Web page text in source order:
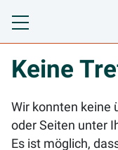
Toggle navigation
Keine
Wir konnten keine
oder Seiten unter
Es ist möglich,